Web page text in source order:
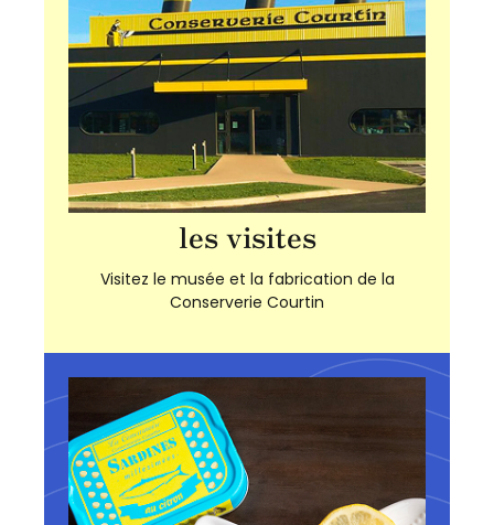
les visites
Visitez le musée et la fabrication de la
Conserverie Courtin